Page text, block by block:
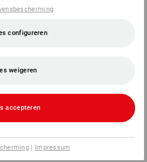
configureren
weigeren
accepteren
| Impressum